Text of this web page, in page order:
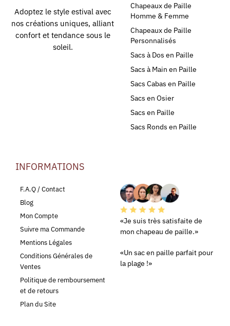
Adoptez le style estival avec
nos créations uniques, alliant
confort et tendance sous le
soleil.
Chapeaux de Paille
Homme & Femme
Chapeaux de Paille
Personnalisés
Sacs à Dos en Paille
Sacs à Main en Paille
Sacs Cabas en Paille
Sacs en Osier
Sacs en Paille
Sacs Ronds en Paille
INFORMATIONS
F.A.Q / Contact
Blog
Mon Compte
Suivre ma Commande
Mentions Légales
Conditions Générales de
Ventes
Politique de remboursement
et de retours
Plan du Site
«Je suis très satisfaite de
mon chapeau de paille.»
«Un sac en paille parfait pour
la plage !»